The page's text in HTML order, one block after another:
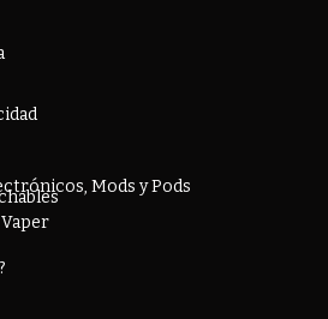
Mods y Pods